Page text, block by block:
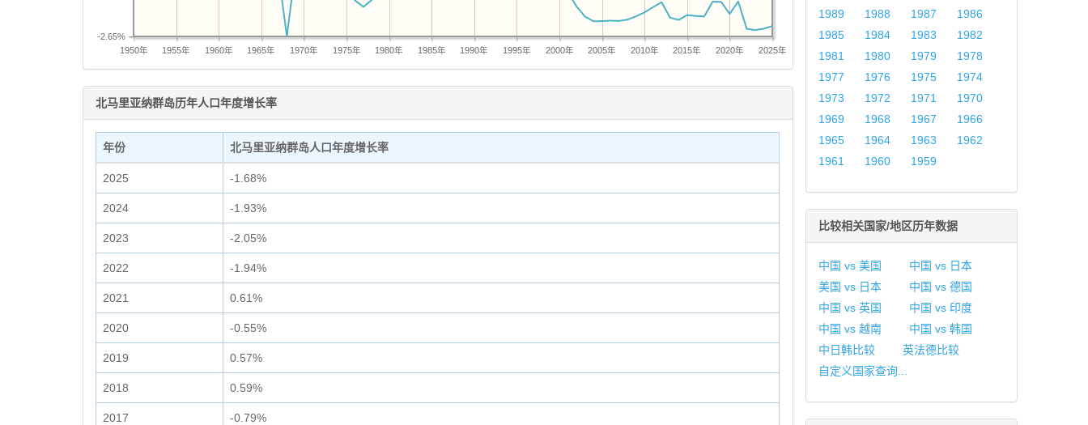
1950年 1955年 1960年 1965年 1970年 1975年 1980年 1985年 1990年 1995年 2000年 2005年 2010年 2015年 2020年 2025年
-2.65%
北马里亚纳群岛历年人口年度增长率
年份 北马里亚纳群岛人口年度增长率
2025 -1.68%
2024 -1.93%
2023 -2.05%
2022 -1.94%
2021 0.61%
2020 -0.55%
2019 0.57%
2018 0.59%
2017 -0.79%
1989
1988 1987
1986
1985
1984 1983
1982
1981
1980 1979
1978
1977
1976 1975
1974
1973
1972 1971
1970
1969
1968 1967
1966
1965
1964 1963
1962
1961
1960 1959
比较相关国家/地区历年数据
中国 vs 美国
中国 vs 日本
美国 vs 日本
中国 vs 德国
中国 vs 英国
中国 vs 印度
中国 vs 越南
中国 vs 韩国
中日韩比较
英法德比较
自定义国家查询...